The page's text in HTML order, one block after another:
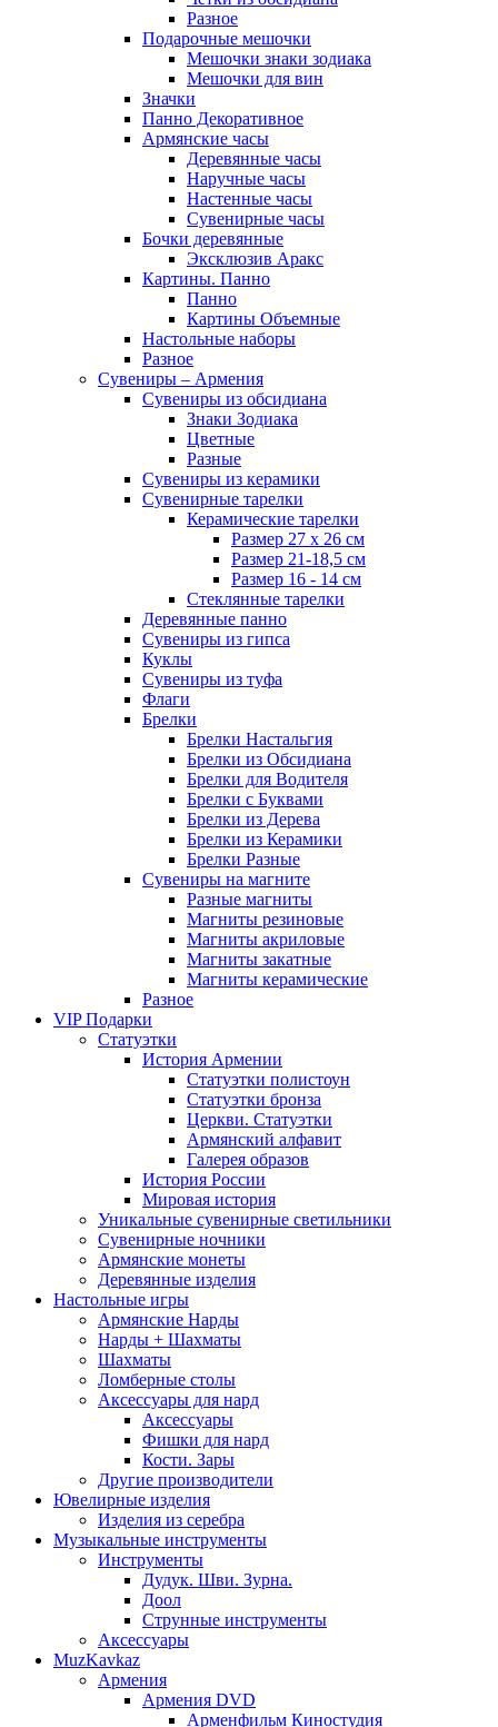
Разное
Подарочные мешочки
Мешочки знаки зодиака
Мешочки для вин
Значки
Панно Декоративное
Армянские часы
Деревянные часы
Наручные часы
Настенные часы
Сувенирные часы
Бочки деревянные
Эксклюзив Аракс
Картины. Панно
Панно
Картины Объемные
Настольные наборы
Разное
Сувениры – Армения
Сувениры из обсидиана
Знаки Зодиака
Цветные
Разные
Сувениры из керамики
Сувенирные тарелки
Керамические тарелки
Размер 27 х 26 см
Размер 21-18,5 см
Размер 16 - 14 см
Стеклянные тарелки
Деревянные панно
Сувениры из гипса
Куклы
Сувениры из туфа
Флаги
Брелки
Брелки Настальгия
Брелки из Обсидиана
Брелки для Водителя
Брелки с Буквами
Брелки из Дерева
Брелки из Керамики
Брелки Разные
Сувениры на магните
Разные магниты
Магниты резиновые
Магниты акриловые
Магниты закатные
Магниты керамические
Разное
VIP Подарки
Статуэтки
История Армении
Статуэтки полистоун
Статуэтки бронза
Церкви. Статуэтки
Армянский алфавит
Галерея образов
История России
Мировая история
Уникальные сувенирные светильники
Сувенирные ночники
Армянские монеты
Деревянные изделия
Настольные игры
Армянские Нарды
Нарды + Шахматы
Шахматы
Ломберные столы
Аксессуары для нард
Аксессуары
Фишки для нард
Кости. Зары
Другие производители
Ювелирные изделия
Изделия из серебра
Музыкальные инструменты
Инструменты
Дудук. Шви. Зурна.
Доол
Струнные инструменты
Аксессуары
MuzKavkaz
Армения
Армения DVD
Арменфильм Киностудия